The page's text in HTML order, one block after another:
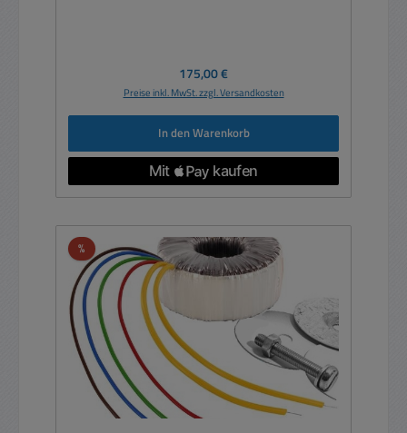
Regulärer Preis:
175,00 €
Preise inkl. MwSt. zzgl. Versandkosten
In den Warenkorb
%Rabatt